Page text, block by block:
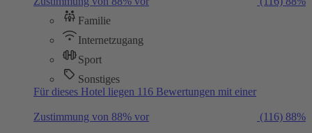
Familie
Internetzugang
Sport
Sonstiges
Für dieses Hotel liegen 116 Bewertungen mit einer
Zustimmung von 88% vor (116) 88%